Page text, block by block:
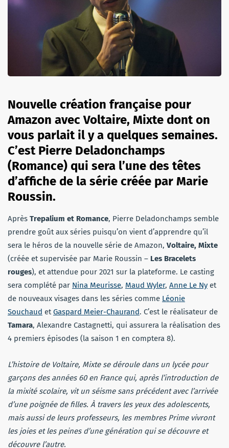
Nouvelle création française pour
Amazon avec Voltaire, Mixte dont on
vous parlait il y a quelques semaines.
C’est Pierre Deladonchamps
(Romance) qui sera l’une des têtes
d’affiche de la série créée par Marie
Roussin.
Après Trepalium et Romance, Pierre Deladonchamps semble
prendre goût aux séries puisqu’on vient d’apprendre qu’il
sera le héros de la nouvelle série de Amazon, Voltaire, Mixte
(créée et supervisée par Marie Roussin – Les Bracelets
rouges), et attendue pour 2021 sur la plateforme. Le casting
sera complété par Nina Meurisse, Maud Wyler, Anne Le Ny et
de nouveaux visages dans les séries comme Léonie
Souchaud etGaspard Meier-Chaurand. C’est le réalisateur de
Tamara, Alexandre Castagnetti, qui assurera la réalisation des
4 premiers épisodes (la saison 1 en comptera 8).
L’histoire de Voltaire, Mixte se déroule dans un lycée pour
garçons des années 60 en France qui, après l’introduction de
la mixité scolaire, vit un séisme sans précédent avec l’arrivée
d’une poignée de filles. À travers les yeux des adolescents,
mais aussi de leurs professeurs, les membres Prime vivront
les joies et les peines d’une génération qui se découvre et
découvre l’autre.